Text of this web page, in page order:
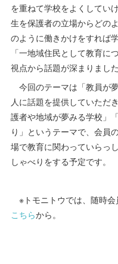
を重ねて学校をよくしてい
生を保護者の立場からどの
のように働きかけをすれば
「一地域住民として教育に
視点から話題が深まりました
今回のテーマは「教員が
人に話題を提供していただ
護者や地域が夢みる学校」
り」というテーマで、会員
場で教育に関わっていらっ
しゃべりをする予定です。
※トモニトウでは、随時
こちらから。